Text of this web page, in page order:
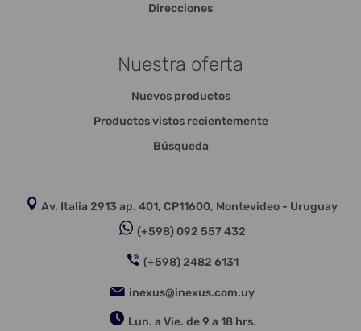
Direcciones
Nuestra oferta
Nuevos productos
Productos vistos recientemente
Búsqueda
Av. Italia 2913 ap. 401, CP11600, Montevideo - Uruguay
(+598) 092 557 432
(+598) 2482 6131
inexus@inexus.com.uy
Lun. a Vie. de 9 a 18 hrs.